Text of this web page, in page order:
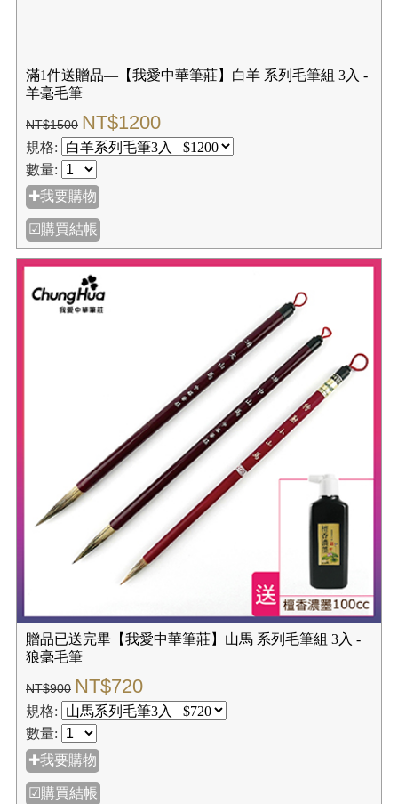
滿1件送贈品—【我愛中華筆莊】白羊 系列毛筆組 3入 -
羊毫毛筆
NT$1500 NT$1200
規格:
數量:
✚我要購物
☑購買結帳
贈品已送完畢【我愛中華筆莊】山馬 系列毛筆組 3入 -
狼毫毛筆
NT$900 NT$720
規格:
數量:
✚我要購物
☑購買結帳